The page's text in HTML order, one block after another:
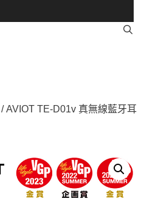
/ AVIOT TE-D01v 真無線藍牙耳